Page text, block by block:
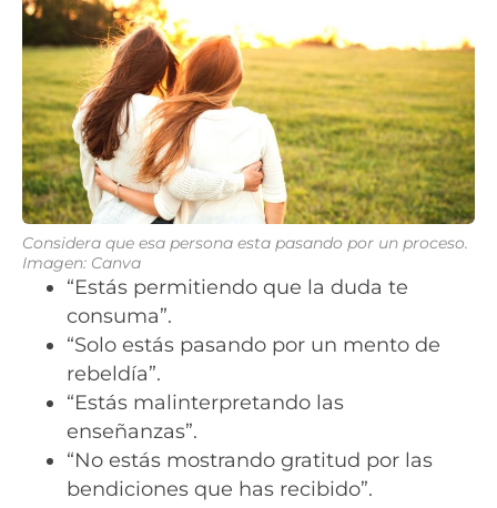
Considera que esa persona esta pasando por un proceso.
Imagen: Canva
“Estás permitiendo que la duda te
consuma”.
“Solo estás pasando por un mento de
rebeldía”.
“Estás malinterpretando las
enseñanzas”.
“No estás mostrando gratitud por las
bendiciones que has recibido”.